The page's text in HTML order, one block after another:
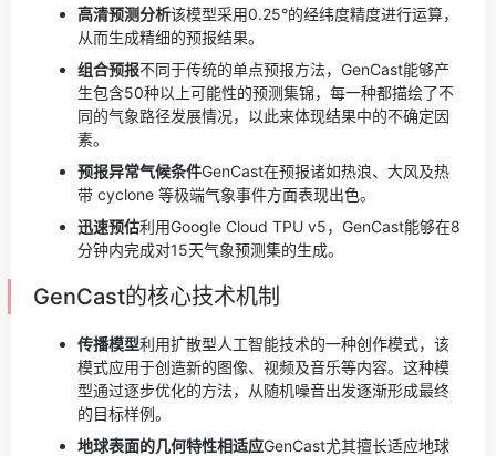
高清预测分析该模型采用0.25°的经纬度精度进行运算，
从而生成精细的预报结果。
组合预报不同于传统的单点预报方法，GenCast能够产
生包含50种以上可能性的预测集锦，每一种都描绘了不
同的气象路径发展情况，以此来体现结果中的不确定因
素。
预报异常气候条件GenCast在预报诸如热浪、大风及热
带 cyclone 等极端气象事件方面表现出色。
迅速预估利用Google Cloud TPU v5，GenCast能够在8
分钟内完成对15天气象预测集的生成。
GenCast的核心技术机制
传播模型利用扩散型人工智能技术的一种创作模式，该
模式应用于创造新的图像、视频及音乐等内容。这种模
型通过逐步优化的方法，从随机噪音出发逐渐形成最终
的目标样例。
地球表面的几何特性相适应GenCast尤其擅长适应地球